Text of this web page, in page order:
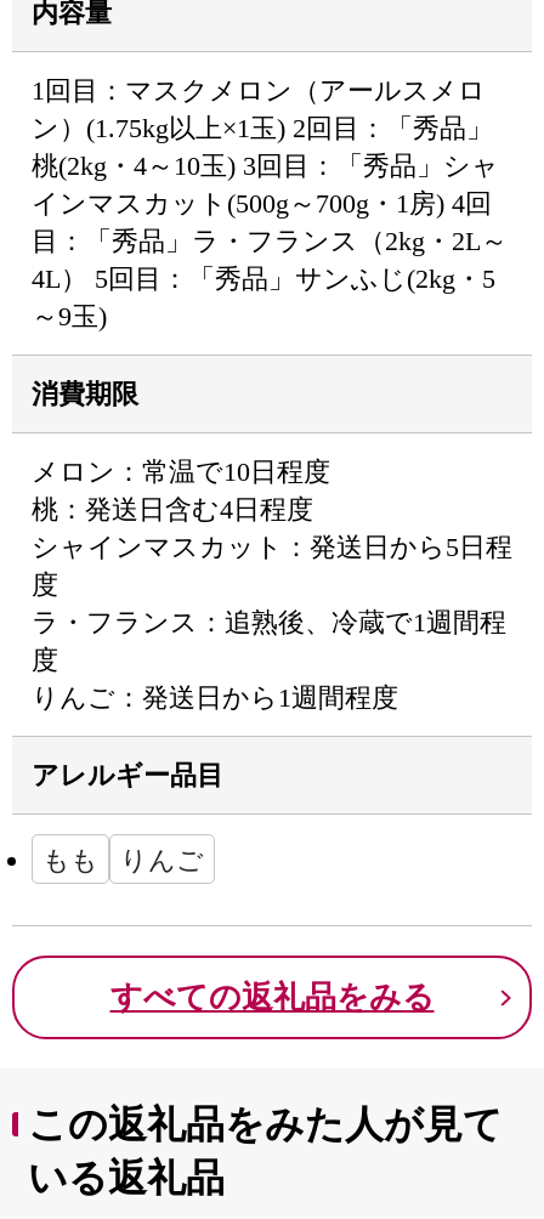
内容量
1回目：マスクメロン（アールスメロ
ン）(1.75kg以上×1玉) 2回目：「秀品」
桃(2kg・4～10玉) 3回目：「秀品」シャ
インマスカット(500g～700g・1房) 4回
目：「秀品」ラ・フランス（2kg・2L～
4L） 5回目：「秀品」サンふじ(2kg・5
～9玉)
消費期限
メロン：常温で10日程度
桃：発送日含む4日程度
シャインマスカット：発送日から5日程
度
ラ・フランス：追熟後、冷蔵で1週間程
度
りんご：発送日から1週間程度
アレルギー品目
もも りんご
すべての返礼品をみる
この返礼品をみた人が見て
いる返礼品